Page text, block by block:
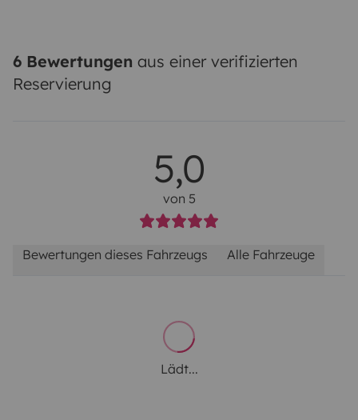
6 Bewertungen aus einer verifizierten
Reservierung
5,0
von 5
Bewertungen dieses Fahrzeugs Alle Fahrzeuge
Lädt...